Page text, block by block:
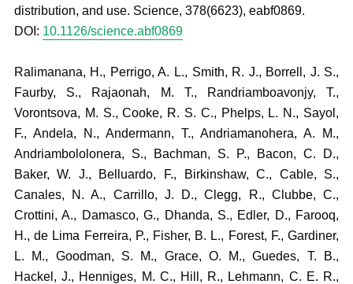
distribution, and use. Science, 378(6623), eabf0869.
DOI: 10.1126/science.abf0869
Ralimanana, H., Perrigo, A. L., Smith, R. J., Borrell, J. S.,
Faurby, S., Rajaonah, M. T., Randriamboavonjy, T.,
Vorontsova, M. S., Cooke, R. S. C., Phelps, L. N., Sayol,
F., Andela, N., Andermann, T., Andriamanohera, A. M.,
Andriambololonera, S., Bachman, S. P., Bacon, C. D.,
Baker, W. J., Belluardo, F., Birkinshaw, C., Cable, S.,
Canales, N. A., Carrillo, J. D., Clegg, R., Clubbe, C.,
Crottini, A., Damasco, G., Dhanda, S., Edler, D., Farooq,
H., de Lima Ferreira, P., Fisher, B. L., Forest, F., Gardiner,
L. M., Goodman, S. M., Grace, O. M., Guedes, T. B.,
Hackel, J., Henniges, M. C., Hill, R., Lehmann, C. E. R.,